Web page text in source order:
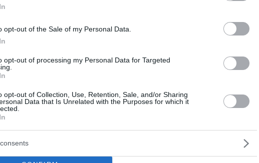
opt-out of the Sale of my Personal Data.
opt-out of processing my Personal Data for Targeted
opt-out of Collection, Use, Retention, Sale, and/or Sharing
Data that Is Unrelated with the Purposes for which it
για τις τιμές του ρεύματος – Τι συζητήθηκε
στο Μέγαρο Μαξίμου
protothema.gr στο Google News και μάθετε πρώτοι
Ειδήσειςαπό την Ελλάδα και τον Κόσμο, τη
στο